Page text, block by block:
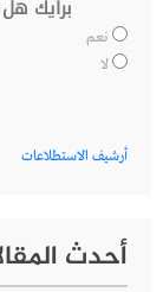
برأيك
نعم
لا
أرشيف الاستطلاعات
أحدث